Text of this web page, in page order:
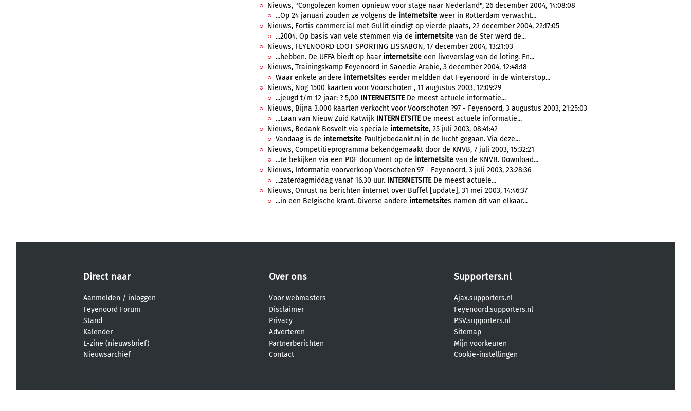
Nieuws, "Congolezen komen opnieuw voor stage naar Nederland", 26 december 2004, 14:08:08
...Op 24 januari zouden ze volgens de internetsite weer in Rotterdam verwacht...
Nieuws, Fortis commercial met Gullit eindigt op vierde plaats, 22 december 2004, 22:17:05
...2004. Op basis van vele stemmen via de internetsite van de Ster werd de...
Nieuws, FEYENOORD LOOT SPORTING LISSABON, 17 december 2004, 13:21:03
...hebben. De UEFA biedt op haar internetsite een liveverslag van de loting. En...
Nieuws, Trainingskamp Feyenoord in Saoedie Arabie, 3 december 2004, 12:48:18
Waar enkele andere internetsites eerder meldden dat Feyenoord in de winterstop...
Nieuws, Nog 1500 kaarten voor Voorschoten , 11 augustus 2003, 12:09:29
...jeugd t/m 12 jaar: ? 5,00 INTERNETSITEDe meest actuele informatie...
Nieuws, Bijna 3.000 kaarten verkocht voor Voorschoten ?97 - Feyenoord, 3 augustus 2003, 21:25:03
...Laan van Nieuw Zuid Katwijk INTERNETSITEDe meest actuele informatie...
Nieuws, Bedank Bosvelt via speciale internetsite, 25 juli 2003, 08:41:42
Vandaag is de internetsite Paultjebedankt.nl in de lucht gegaan. Via deze...
Nieuws, Competitieprogramma bekendgemaakt door de KNVB, 7 juli 2003, 15:32:21
...te bekijken via een PDF document op de internetsite van de KNVB. Download...
Nieuws, Informatie voorverkoop Voorschoten'97 - Feyenoord, 3 juli 2003, 23:28:36
...zaterdagmiddag vanaf 16.30 uur. INTERNETSITEDe meest actuele...
Nieuws, Onrust na berichten internet over Buffel [update], 31 mei 2003, 14:46:37
...in een Belgische krant. Diverse andere internetsites namen dit van elkaar...
Direct naar
Aanmelden / inloggen
Feyenoord Forum
Stand
Kalender
E-zine (nieuwsbrief)
Nieuwsarchief
Over ons
Voor webmasters
Disclaimer
Privacy
Adverteren
Partnerberichten
Contact
Supporters.nl
Ajax.supporters.nl
Feyenoord.supporters.nl
PSV.supporters.nl
Sitemap
Mijn voorkeuren
Cookie-instellingen